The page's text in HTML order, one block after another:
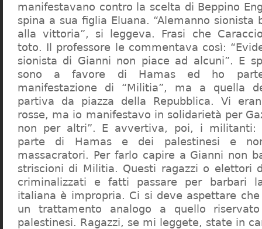
manifestavano contro la scelta di Beppino
spina a sua figlia Eluana. “Alemanno sionista
alla vittoria”, si leggeva. Frasi che
toto. Il professore le commentava così:
sionista di Gianni non piace ad alcuni”. E
sono a favore di Hamas ed ho
manifestazione di “Militia”, ma a quella
partiva da piazza della Repubblica. Vi
rosse, ma io manifestavo in solidarietà per
non per altri”. E avvertiva, poi, i militanti:
parte di Hamas e dei palestinesi e
massacratori. Per farlo capire a Gianni non
striscioni di Militia. Questi ragazzi o elettori
criminalizzati e fatti passare per barbari
italiana è impropria. Ci si deve aspettare
un trattamento analogo a quello
palestinesi. Ragazzi, se mi leggete, state in